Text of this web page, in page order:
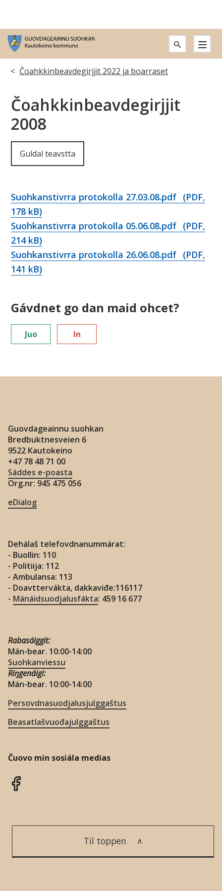
G
u
v
e
i
n
u
s
u
a
Don
leat
dáppe:
Čoahkkinbeavdegirjjit 2022 ja boarraset
Čoahkkinbeavdegirjjit
2008
Guldal teavstta
Suohkanstivrra protokolla 27.03.08.pdf (PDF,
178 kB)
Suohkanstivrra protokolla 05.06.08.pdf (PDF,
214 kB)
Suohkanstivrra protokolla 26.06.08.pdf (PDF,
141 kB)
Gávdnet go dan maid ohcet?
Juo In
Guovdageainnu suohkan
Bredbuktnesveien 6
9522 Kautokeino
+47 78 48 71 00
Sáddes e-poasta
Org.nr: 945 475 056
eDialog
Dehálaš telefovdnanummárat:
- Buollin: 110
- Politiija: 112
- Ambulansa: 113
- Doavttervákta, dakkaviđe:116117
- Mánáidsuodjalusfákta: 459 16 677
Rabasáiggit:
Mán-bear. 10:00-14:00
Suohkanviessu
Riŋgenáigi:
Mán-bear. 10:00-14:00
Persovdnasuodjalusjulggaštus
Beasatlašvuođajulggaštus
Čuovo min sosiála medias
Til toppen